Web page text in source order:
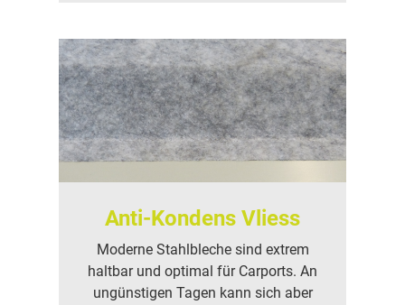
Anti-Kondens Vliess
Moderne Stahlbleche sind extrem
haltbar und optimal für Carports. An
ungünstigen Tagen kann sich aber